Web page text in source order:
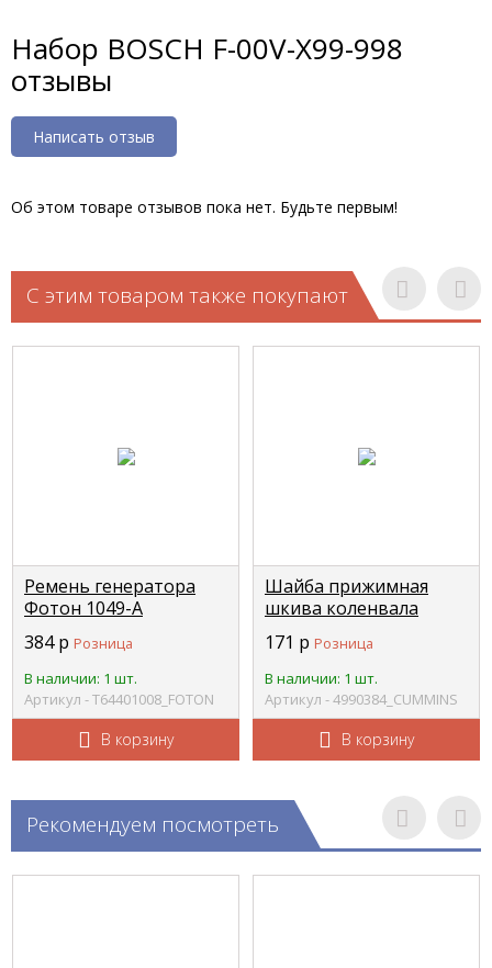
Набор BOSCH F-00V-X99-998
отзывы
Написать отзыв
Об этом товаре отзывов пока нет. Будьте первым!
С этим товаром также покупают
Ремень генератора
Фотон 1049-А
(L=13х1230) FOTON
Т64401008
384р Розница
В наличии: 1 шт.
Артикул - Т64401008_FOTON
В корзину
Шайба прижимная
шкива коленвала
Камминс ISF 2,8 foton
CUMMINS 4990384
171 р Розница
В наличии: 1 шт.
Артикул - 4990384_CUMMINS
В корзину
Рекомендуем посмотреть